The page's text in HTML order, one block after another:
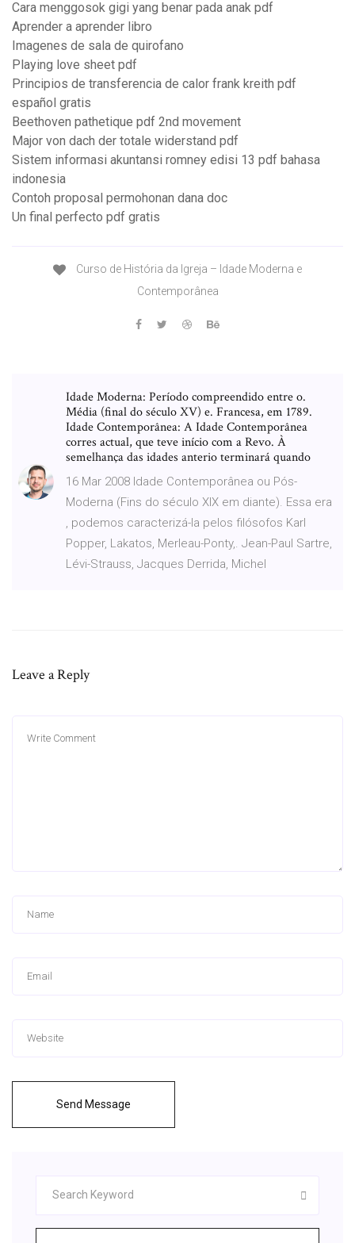
Cara menggosok gigi yang benar pada anak pdf
Aprender a aprender libro
Imagenes de sala de quirofano
Playing love sheet pdf
Principios de transferencia de calor frank kreith pdf
español gratis
Beethoven pathetique pdf 2nd movement
Major von dach der totale widerstand pdf
Sistem informasi akuntansi romney edisi 13 pdf bahasa
indonesia
Contoh proposal permohonan dana doc
Un final perfecto pdf gratis
Curso de História da Igreja – Idade Moderna e
Contemporânea
Idade Moderna: Período compreendido entre o.
Média (final do século XV) e. Francesa, em 1789.
Idade Contemporânea: A Idade Contemporânea
corres actual, que teve início com a Revo. À
semelhança das idades anterio terminará quando
16 Mar 2008 Idade Contemporânea ou Pós-
Moderna (Fins do século XIX em diante). Essa era
, podemos caracterizá-la pelos filósofos Karl
Popper, Lakatos, Merleau-Ponty,. Jean-Paul Sartre,
Lévi-Strauss, Jacques Derrida, Michel
Leave a Reply
Send Message